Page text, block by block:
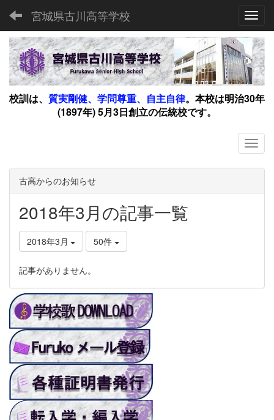
宮城県古川高等学校
校訓は、 質実剛健、学問尊重、自主自律。 本校は明治30年
(1897年) 5月3日創立の伝統校です。
古高からのお知らせ
2018年3月の記事一覧
2018年3月 50件
記事がありません。